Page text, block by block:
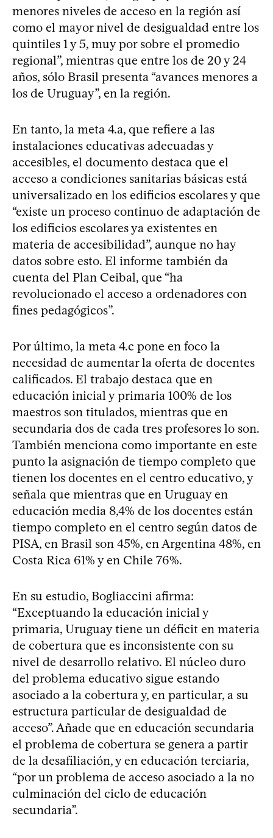
menores niveles de acceso en la región así
como el mayor nivel de desigualdad entre los
quintiles 1 y 5, muy por sobre el promedio
regional”, mientras que entre los de 20 y 24
años, sólo Brasil presenta “avances menores a
los de Uruguay”, en la región.
En tanto, la meta 4.a, que refiere a las
instalaciones educativas adecuadas y
accesibles, el documento destaca que el
acceso a condiciones sanitarias básicas está
universalizado en los edificios escolares y que
“existe un proceso continuo de adaptación de
los edificios escolares ya existentes en
materia de accesibilidad”, aunque no hay
datos sobre esto. El informe también da
cuenta del Plan Ceibal, que “ha
revolucionado el acceso a ordenadores con
fines pedagógicos”.
Por último, la meta 4.c pone en foco la
necesidad de aumentar la oferta de docentes
calificados. El trabajo destaca que en
educación inicial y primaria 100% de los
maestros son titulados, mientras que en
secundaria dos de cada tres profesores lo son.
También menciona como importante en este
punto la asignación de tiempo completo que
tienen los docentes en el centro educativo, y
señala que mientras que en Uruguay en
educación media 8,4% de los docentes están
tiempo completo en el centro según datos de
PISA, en Brasil son 45%, en Argentina 48%, en
Costa Rica 61% y en Chile 76%.
En su estudio, Bogliaccini afirma:
“Exceptuando la educación inicial y
primaria, Uruguay tiene un déficit en materia
de cobertura que es inconsistente con su
nivel de desarrollo relativo. El núcleo duro
del problema educativo sigue estando
asociado a la cobertura y, en particular, a su
estructura particular de desigualdad de
acceso”. Añade que en educación secundaria
el problema de cobertura se genera a partir
de la desafiliación, y en educación terciaria,
“por un problema de acceso asociado a la no
culminación del ciclo de educación
secundaria”.